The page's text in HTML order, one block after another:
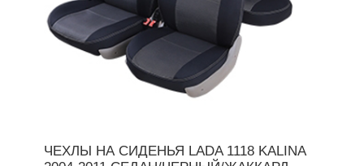
ЧЕХЛЫ НА СИДЕНЬЯ LADA 1118 KALINA